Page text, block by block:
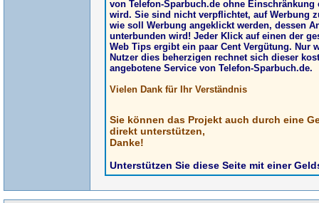
von Telefon-Sparbuch.de ohne Einschränkung
wird. Sie sind nicht verpflichtet, auf Werbung
wie soll Werbung angeklickt werden, dessen
unterbunden wird! Jeder Klick auf einen der
Web Tips ergibt ein paar Cent Vergütung. Nur
Nutzer dies beherzigen rechnet sich dieser
angebotene Service von Telefon-Sparbuch.de.
Vielen Dank für Ihr Verständnis
Sie können das Projekt auch durch eine
direkt unterstützen,
Danke!
Unterstützen Sie diese Seite mit einer